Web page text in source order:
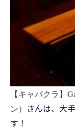
【キャバクラ】
ン） さんは、大
す！